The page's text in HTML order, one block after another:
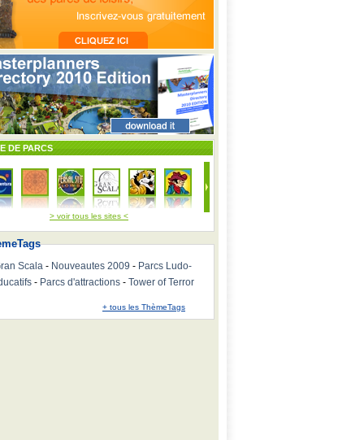
DE PARCS
> voir tous les sites <
Scala - Nouveautes 2009 - Parcs Ludo-
- Parcs d'attractions- Tower of Terror
+ tous les ThèmeTags